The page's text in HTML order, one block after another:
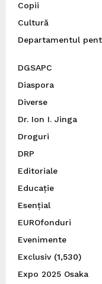
Copii
Cultură
Departamentul
DGSAPC
Diaspora
Diverse
Dr. Ion I. Jinga
Droguri
DRP
Editoriale
Educație
Esențial
EUROfonduri
Evenimente
Exclusiv(1,530)
Expo 2025 Osaka